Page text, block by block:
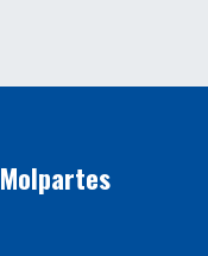
Molpartes